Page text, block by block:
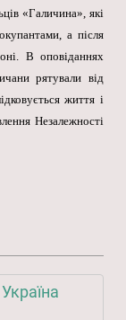
«Галичина», які
а після
В оповіданнях
рятували від
життя і
Незалежності